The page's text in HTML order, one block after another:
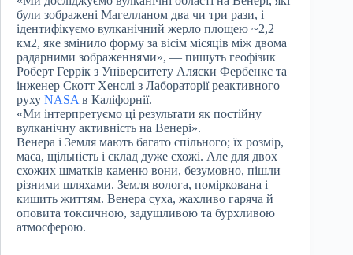
були зображені Магелланом два чи три рази, і
ідентифікуємо вулканічний жерло площею ~2,2
км2, яке змінило форму за вісім місяців між двома
радарними зображеннями», — пишуть геофізик
Роберт Геррік з Університету Аляски Фербенкс та
інженер Скотт Хенслі з Лабораторії реактивного
руху NASA в Каліфорнії.
«Ми інтерпретуємо ці результати як постійну
вулканічну активність на Венері».
Венера і Земля мають багато спільного; їх розмір,
маса, щільність і склад дуже схожі. Але для двох
схожих шматків каменю вони, безумовно, пішли
різними шляхами. Земля волога, поміркована і
кишить життям. Венера суха, жахливо гаряча й
оповита токсичною, задушливою та бурхливою
атмосферою.